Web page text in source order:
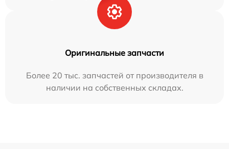
Оригинальные запчасти
Более 20 тыс. запчастей от производителя в
наличии на собственных складах.